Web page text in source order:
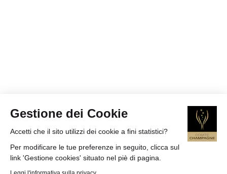
Gestione dei Cookie
Accetti che il sito utilizzi dei cookie a fini statistici?
Per modificare le tue preferenze in seguito, clicca sul
link 'Gestione cookies' situato nel piè di pagina.